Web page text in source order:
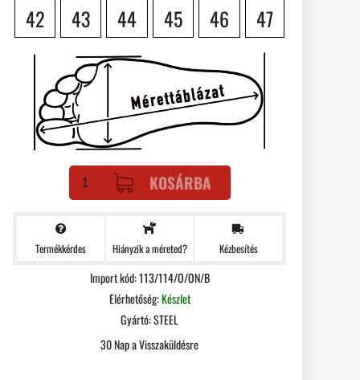
42
43 44 45 46 47
KOSÁRBA
Termékkérdes Hiányzik a méreted? Kézbesítés
Import kód: 113/114/O/ON/B
Elérhetőség:Készlet
Gyártó:STEEL
30 Nap a Visszaküldésre